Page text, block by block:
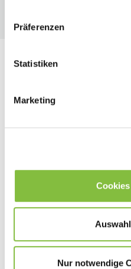
Präferenzen
Statistiken
Marketing
Nur notwendige